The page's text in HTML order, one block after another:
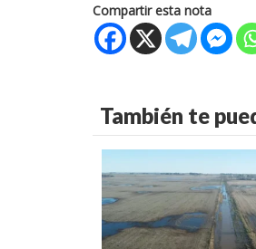
Compartir esta nota
También te